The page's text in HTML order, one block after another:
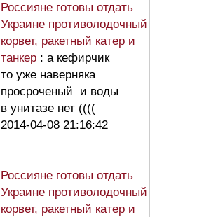
Россияне готовы отдать
Украине противолодочный
корвет, ракетный катер и
танкер : а кефирчик
то уже наверняка
просроченый и воды
в унитазе нет ((((
2014-04-08 21:16:42
Россияне готовы отдать
Украине противолодочный
корвет, ракетный катер и